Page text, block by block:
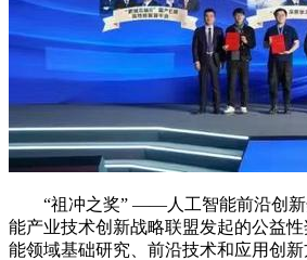
“祖冲之奖” ——人工智能前沿创新
能产业技术创新战略联盟发起的公益
能领域基础研究、前沿技术和应用创